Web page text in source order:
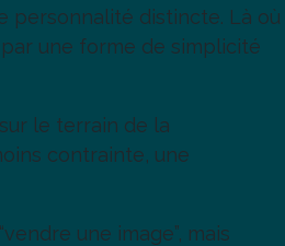
personnalité distincte. Là où
une forme de simplicité
le terrain de la
contrainte, une
une image”, mais